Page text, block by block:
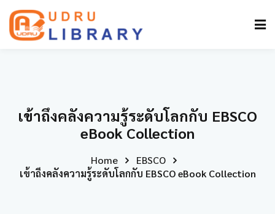
เข้าถึงคลังความรู้ระดับโลกกับ EBSCO
eBook Collection
Home
EBSCO
เข้าถึงคลังความรู้ระดับโลกกับ EBSCO eBook Collection